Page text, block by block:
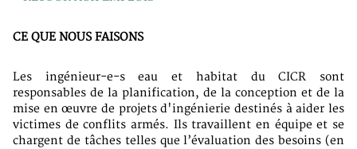
CE QUE NOUS FAISONS
Les ingénieur-e-s eau et habitat du CICR sont
responsables de la planification, de la conception et de la
mise en œuvre de projets d'ingénierie destinés à aider les
victimes de conflits armés. Ils travaillent en équipe et se
chargent de tâches telles que l’évaluation des besoins (en